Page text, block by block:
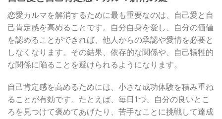
恋愛カルマを解消するために最も重要なのは、自己愛と自
己肯定感を高めることです。自分自身を愛し、自分の価値
を認めることができれば、他人からの承認や愛情を必要と
しなくなります。その結果、依存的な関係や、自己犠牲的
な関係に陥ることを避けられるようになります。
自己肯定感を高めるためには、小さな成功体験を積み重ね
ることが有効です。たとえば、毎日1つ、自分の良いとこ
ろを見つけて褒めてあげたり、苦手なことに挑戦して達成